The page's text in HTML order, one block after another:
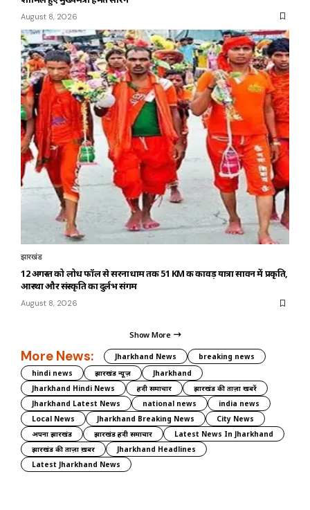
August 8, 2026
झारखंड
12 अगस्त को लोध फॉल से सरनाधाम तक 51 KM की कावड़ यात्रा सावन में प्रकृति,
आस्था और संस्कृति का दुर्लभ संगम
August 8, 2026
Show More
More News: Jharkhand News
breaking news
hindi news
झारखंड न्यूज़
Jharkhand
Jharkhand Hindi News
हिंदी समाचार
झारखंड की ताज़ा खबरें
Jharkhand Latest News
national news
india news
Local News
Jharkhand Breaking News
City News
अपना झारखंड
झारखंड हिंदी समाचार
Latest News In Jharkhand
झारखंड की ताज़ा ख़बर
Jharkhand Headlines
Latest Jharkhand News